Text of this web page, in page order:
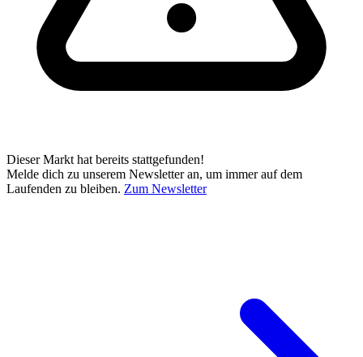
Dieser Markt hat bereits stattgefunden!
Melde dich zu unserem Newsletter an, um immer auf dem
Laufenden zu bleiben. Zum Newsletter